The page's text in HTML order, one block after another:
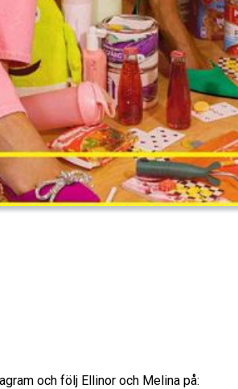
och följ Ellinor och Melina på: